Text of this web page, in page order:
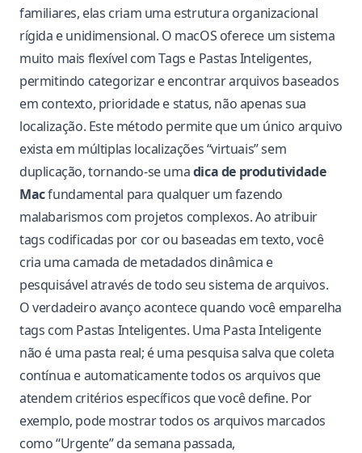
familiares, elas criam uma estrutura organizacional
rígida e unidimensional. O macOS oferece um sistema
muito mais flexível com Tags e Pastas Inteligentes,
permitindo categorizar e encontrar arquivos baseados
em contexto, prioridade e status, não apenas sua
localização. Este método permite que um único arquivo
exista em múltiplas localizações “virtuais” sem
duplicação, tornando-se umadica de produtividade
Macfundamental para qualquer um fazendo
malabarismos com projetos complexos. Ao atribuir
tags codificadas por cor ou baseadas em texto, você
cria uma camada de metadados dinâmica e
pesquisável através de todo seu sistema de arquivos.
O verdadeiro avanço acontece quando você emparelha
tags com Pastas Inteligentes. Uma Pasta Inteligente
não é uma pasta real; é uma pesquisa salva que coleta
contínua e automaticamente todos os arquivos que
atendem critérios específicos que você define. Por
exemplo, pode mostrar todos os arquivos marcados
como “Urgente” da semana passada,